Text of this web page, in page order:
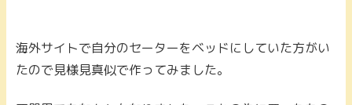
海外サイトで自分のセーターをベッドにしていた方がい
たので見様見真似で作ってみました。